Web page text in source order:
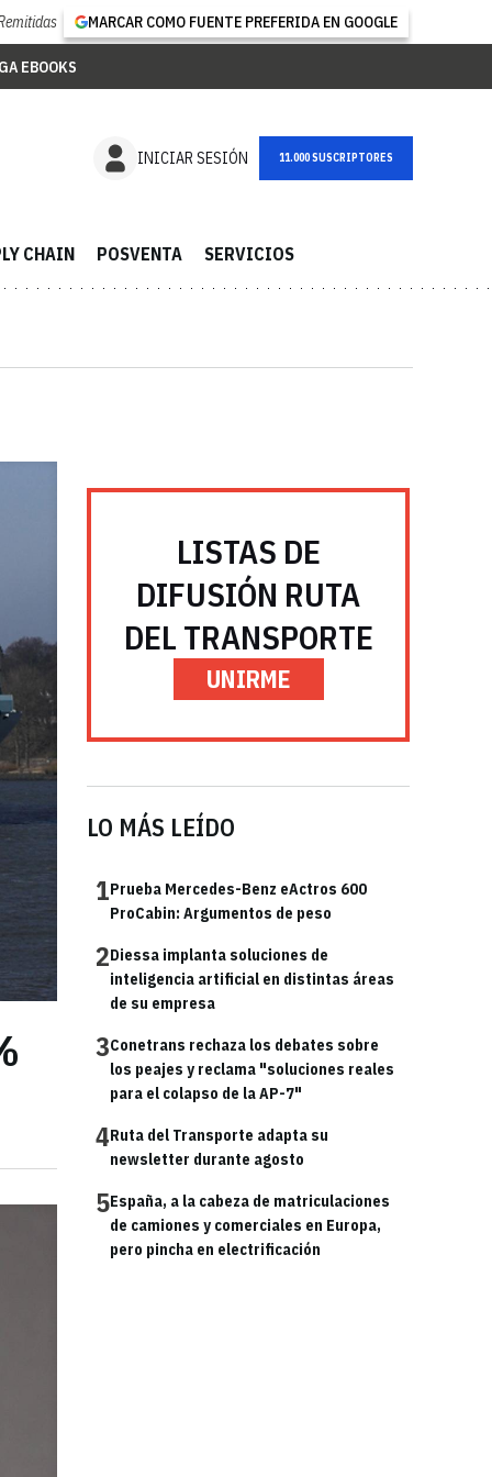
MARCAR COMO FUENTE PREFERIDA EN GOOGLE
EBOOKS
INICIAR SESIÓN NEWSLETTER
CHAIN POSVENTA SERVICIOS
LISTAS DE
DIFUSIÓN RUTA
DEL TRANSPORTE
UNIRME
LO MÁS LEÍDO
1Prueba Mercedes-Benz eActros 600
ProCabin: Argumentos de peso
2Diessa implanta soluciones de
inteligencia artificial en distintas áreas
de su empresa
3Conetrans rechaza los debates sobre
los peajes y reclama "soluciones reales
para el colapso de la AP-7"
4Ruta del Transporte adapta su
newsletter durante agosto
5España, a la cabeza de matriculaciones
de camiones y comerciales en Europa,
pero pincha en electrificación